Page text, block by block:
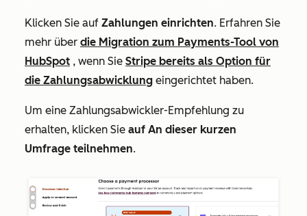
Klicken Sie auf Zahlungen einrichten. Erfahren Sie
mehr über die Migration zum Payments-Tool von
HubSpot , wenn Sie Stripe bereits als Option für
die Zahlungsabwicklung eingerichtet haben.
Um eine Zahlungsabwickler-Empfehlung zu
erhalten, klicken Sie auf An dieser kurzen
Umfrage teilnehmen.